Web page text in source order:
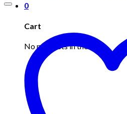
0
Cart
No products in the cart.